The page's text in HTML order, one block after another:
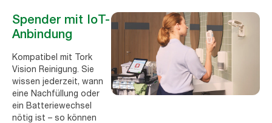
Spender mit IoT-
Anbindung
Kompatibel mit Tork
Vision Reinigung. Sie
wissen jederzeit, wann
eine Nachfüllung oder
ein Batteriewechsel
nötig ist – so können